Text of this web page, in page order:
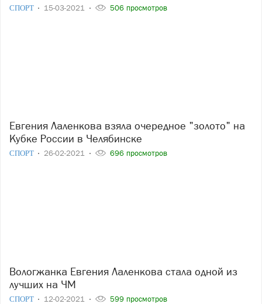
СПОРТ 15-03-2021 506 просмотров
Евгения Лаленкова взяла очередное "золото" на
Кубке России в Челябинске
СПОРТ 26-02-2021 696 просмотров
Вологжанка Евгения Лаленкова стала одной из
лучших на ЧМ
СПОРТ 12-02-2021 599 просмотров